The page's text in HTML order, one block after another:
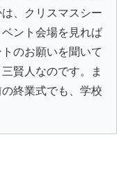
、クリスマスシー
ント会場を見れば
のお願いを聞いて
賢人なのです。ま
終業式でも、学校